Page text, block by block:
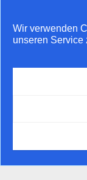
Wir verwenden
unseren Service